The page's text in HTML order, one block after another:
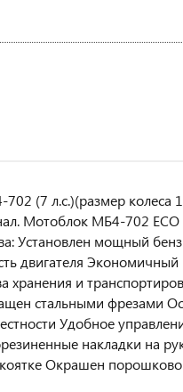
(7 л.с.)(размер
Мотоблок МБ4-702 ECO
Установлен мощный
двигателя
хранения и
стальными фрезами
Удобное
накладки на
Окрашен